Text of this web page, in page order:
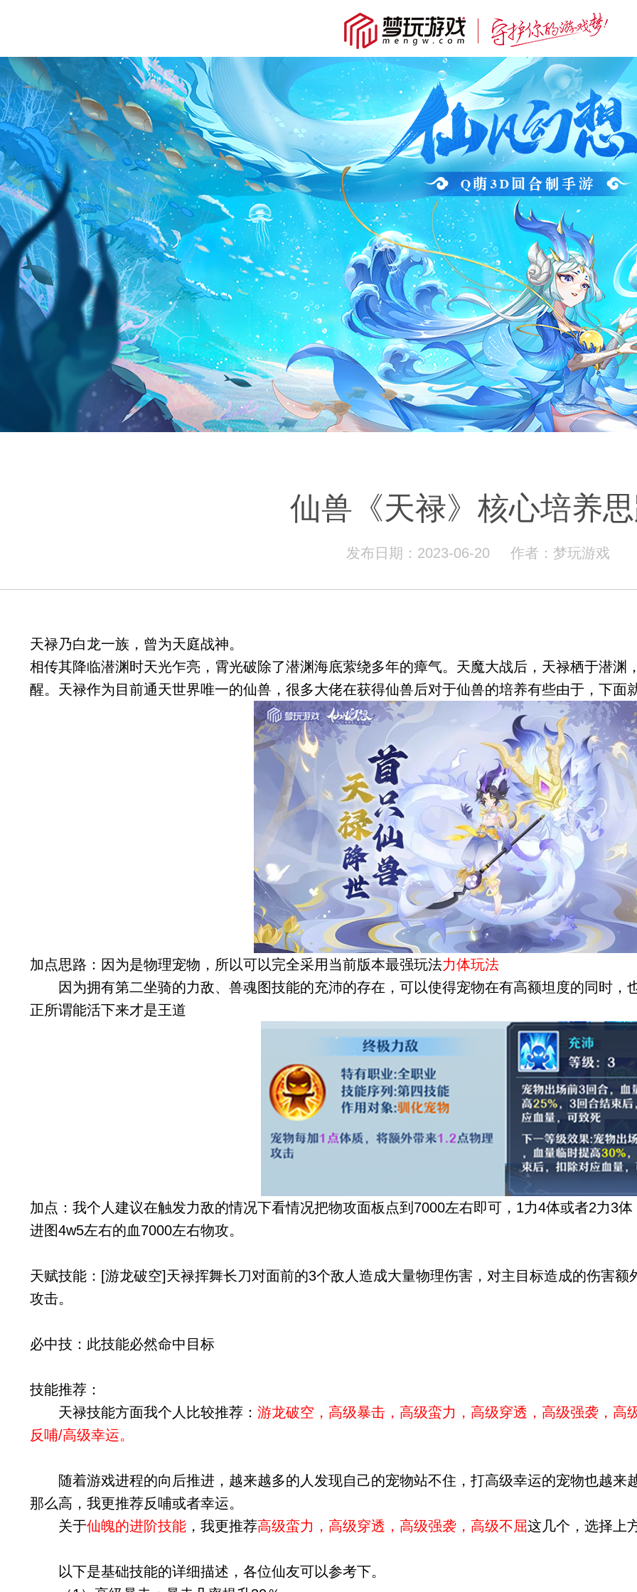
仙兽《天禄》核心培养
发布日期：2023-06-20 作者：梦玩游戏
天禄乃白龙一族，曾为天庭战神。
相传其降临潜渊时天光乍亮，霄光破除了潜渊海底萦绕多年的瘴气。天魔大战后，天禄栖于潜渊
醒。天禄作为目前通天世界唯一的仙兽，很多大佬在获得仙兽后对于仙兽的培养有些由于，下面
加点思路：因为是物理宠物，所以可以完全采用当前版本最强玩法力体玩法
因为拥有第二坐骑的力敌、兽魂图技能的充沛的存在，可以使得宠物在有高额坦度的同时
正所谓能活下来才是王道
加点： 我个人建议在触发力敌的情况下看情况把物攻面板点到7000左右即可，1力4体或者2力3
进图4w5左右的血7000左右物攻。
天赋技能： [游龙破空]天禄挥舞长刀对面前的3个敌人造成大量物理伤害，对主目标造成的伤害
攻击。
必中技： 此技能必然命中目标
技能推荐：
天禄技能方面我个人比较推荐： 游龙破空，高级暴击，高级蛮力，高级穿透，高级强袭，高
反哺/高级幸运。
随着游戏进程的向后推进，越来越多的人发现自己的宠物站不住，打高级幸运的宠物也越
那么高，我更推荐反哺或者幸运。
关于仙魄的进阶技能 ，我更推荐高级蛮力，高级穿透，高级强袭，高级不屈这几个，选择上
以下是基础技能的详细描述，各位仙友可以参考下。